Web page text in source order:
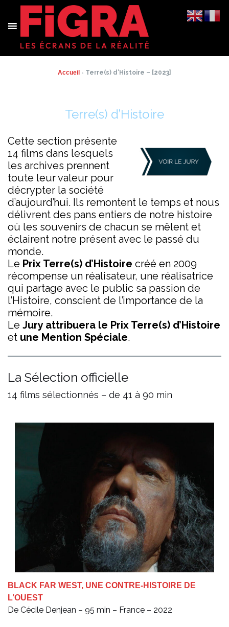
contenu
Accueil › Terre(s) d’Histoire – [2023]
Terre(s) d’Histoire
Cette section présente
14 films dans lesquels
les archives prennent
toute leur valeur pour
décrypter la société
d’aujourd’hui. Ils remontent le temps et nous
délivrent des pans entiers de notre histoire
où les souvenirs de chacun se mêlent et
éclairent notre présent avec le passé du
monde.
Le Prix Terre(s) d’Histoire créé en 2009
récompense un réalisateur, une réalisatrice
qui partage avec le public sa passion de
l’Histoire, conscient de l’importance de la
mémoire.
Le Jury attribuera le Prix Terre(s) d’Histoire
et une Mention Spéciale.
La Sélection officielle
14 films sélectionnés – de 41 à 90 min
BLACK FAR WEST, UNE CONTRE-HISTOIRE DE
L’OUEST
De Cécile Denjean – 95 min – France – 2022